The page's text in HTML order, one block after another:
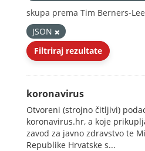
skupa prema Tim Berners-
JSON
Filtriraj rezultate
koronavirus
Otvoreni (strojno čitljivi)
koronavirus.hr, a koje
zavod za javno zdravstvo te
Republike Hrvatske s...